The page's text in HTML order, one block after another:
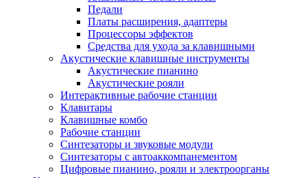
Педали
Платы расширения, адаптеры
Процессоры эффектов
Средства для ухода за клавишными
Акустические клавишные инструменты
Акустические пианино
Акустические рояли
Интерактивные рабочие станции
Клавитары
Клавишные комбо
Рабочие станции
Синтезаторы и звуковые модули
Синтезаторы с автоаккомпанементом
Цифровые пианино, рояли и электроорганы